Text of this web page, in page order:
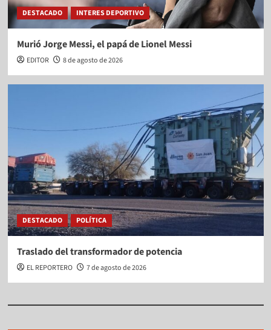
DESTACADO INTERES DEPORTIVO
Murió Jorge Messi, el papá de Lionel Messi
EDITOR 8 de agosto de 2026
DESTACADO POLÍTICA
Traslado del transformador de potencia
EL REPORTERO 7 de agosto de 2026